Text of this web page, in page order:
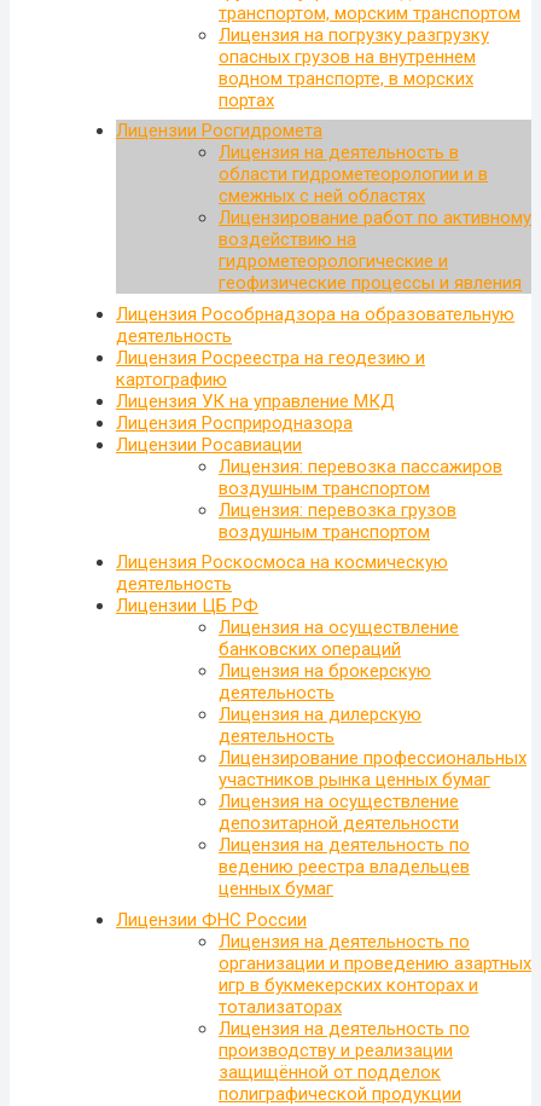
транспортом, морским транспортом
Лицензия на погрузку разгрузку
опасных грузов на внутреннем
водном транспорте, в морских
портах
Лицензии Росгидромета
Лицензия на деятельность в
области гидрометеорологии и в
смежных с ней областях
Лицензирование работ по активному
воздействию на
гидрометеорологические и
геофизические процессы и явления
Лицензия Рособрнадзора на образовательную
деятельность
Лицензия Росреестра на геодезию и
картографию
Лицензия УК на управление МКД
Лицензия Росприродназора
Лицензии Росавиации
Лицензия: перевозка пассажиров
воздушным транспортом
Лицензия: перевозка грузов
воздушным транспортом
Лицензия Роскосмоса на космическую
деятельность
Лицензии ЦБ РФ
Лицензия на осуществление
банковских операций
Лицензия на брокерскую
деятельность
Лицензия на дилерскую
деятельность
Лицензирование профессиональных
участников рынка ценных бумаг
Лицензия на осуществление
депозитарной деятельности
Лицензия на деятельность по
ведению реестра владельцев
ценных бумаг
Лицензии ФНС России
Лицензия на деятельность по
организации и проведению азартных
игр в букмекерских конторах и
тотализаторах
Лицензия на деятельность по
производству и реализации
защищённой от подделок
полиграфической продукции